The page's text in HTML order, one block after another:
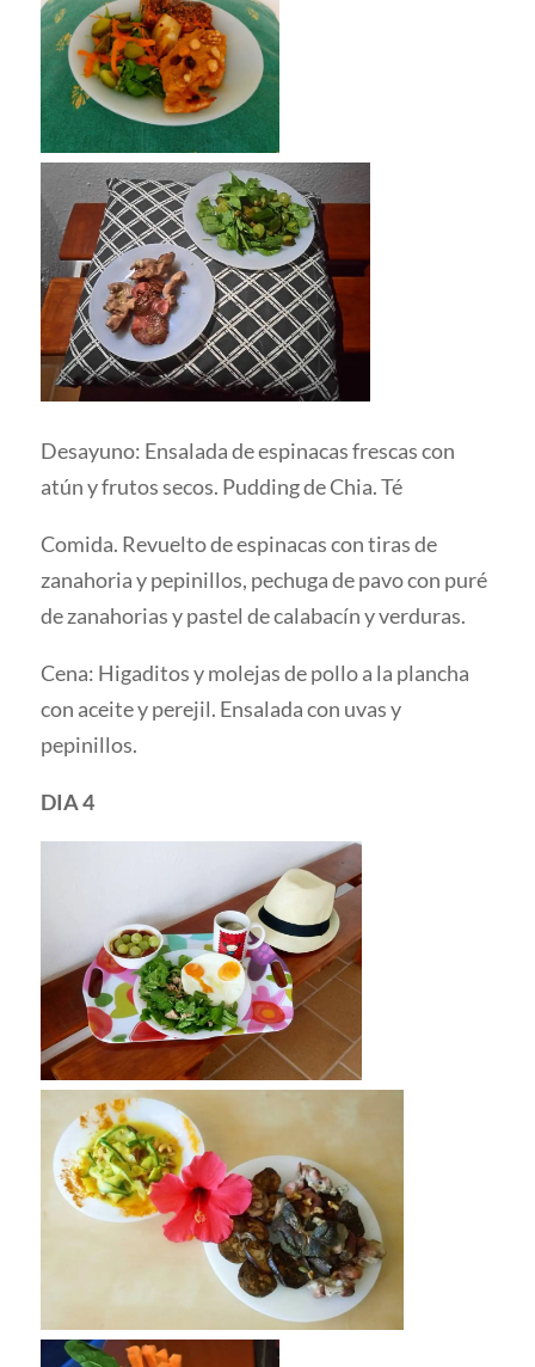
Desayuno: Ensalada de espinacas frescas con
atún y frutos secos. Pudding de Chia. Té
Comida. Revuelto de espinacas con tiras de
zanahoria y pepinillos, pechuga de pavo con puré
de zanahorias y pastel de calabacín y verduras.
Cena: Higaditos y molejas de pollo a la plancha
con aceite y perejil. Ensalada con uvas y
pepinillos.
DIA 4